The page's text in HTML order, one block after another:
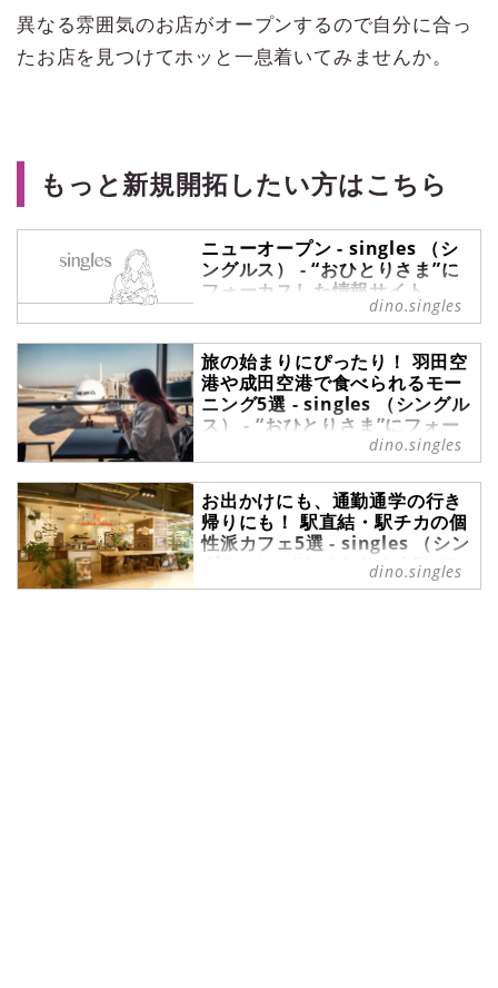
異なる雰囲気のお店がオープンするので自分に合っ
たお店を見つけてホッと一息着いてみませんか。
もっと新規開拓したい方はこちら
ニューオープン - singles （シ
ングルス） - “おひとりさま”に
フォーカスした情報サイト
ニューオープン の記事一覧 -
『singles』は、“おひとりさま“に焦
点を当てた情報サイトです。パート
ナーの有無に関わらず、自分らしい
生活を謳歌する彼・彼女たちのライ
フスタイルを紹介します。
dino.singles
旅の始まりにぴったり！ 羽田空
港や成田空港で食べられるモー
ニング5選 - singles （シングル
ス） - “おひとりさま”にフォー
カスした情報サイト
過ごしやすい陽気の日が増えてき
て、だんだんと遠出も計画しやすい
季節になってきました。この季節
に、ひとり旅を計画してみてはいか
がでしょうか。移動に便利な空港で
は、魅力的な朝食を楽しめるお店が
dino.singles
お出かけにも、通勤通学の行き
帰りにも！ 駅直結・駅チカの個
性派カフェ5選 - singles （シン
グルス） - “おひとりさま”にフ
ォーカスした情報サイト
dino.singles